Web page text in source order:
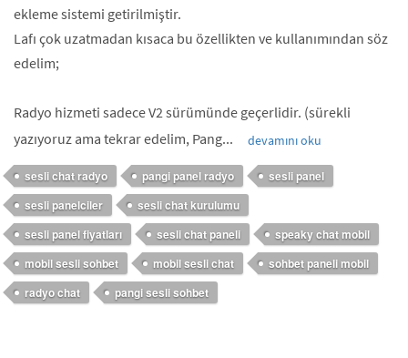
ekleme sistemi getirilmiştir.
Lafı çok uzatmadan kısaca bu özellikten ve kullanımından söz
edelim;
Radyo hizmeti sadece V2 sürümünde geçerlidir. (sürekli
yazıyoruz ama tekrar edelim, Pang...
devamını oku
sesli chat radyo pangi panel radyo
sesli panel
sesli panelciler
sesli chat kurulumu
sesli panel fiyatları
sesli chat paneli
speaky chat mobil
mobil sesli sohbet
mobil sesli chat
sohbet paneli mobil
radyo chat
pangi sesli sohbet